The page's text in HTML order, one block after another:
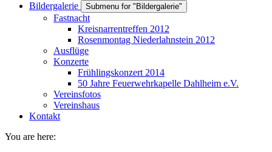
Bildergalerie
Submenu for "Bildergalerie"
Fastnacht
Kreisnarrentreffen 2012
Rosenmontag Niederlahnstein 2012
Ausflüge
Konzerte
Frühlingskonzert 2014
50 Jahre Feuerwehrkapelle Dahlheim e.V.
Vereinsfotos
Vereinshaus
Kontakt
You are here: